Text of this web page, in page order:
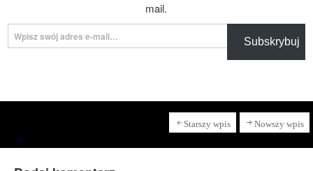
mail.
Wpisz swój adres e-mail…
Subskrybuj
Starszy wpis Nowszy wpis